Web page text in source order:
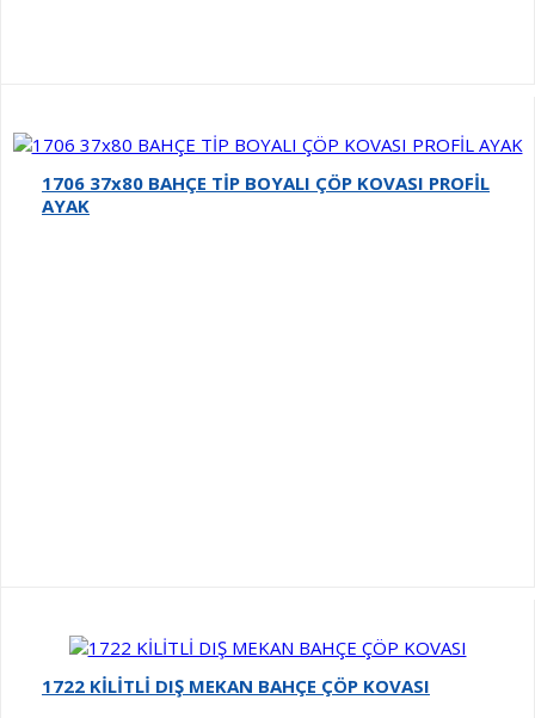
1706 37x80 BAHÇE TİP BOYALI ÇÖP KOVASI PROFİL
AYAK
1722 KİLİTLİ DIŞ MEKAN BAHÇE ÇÖP KOVASI